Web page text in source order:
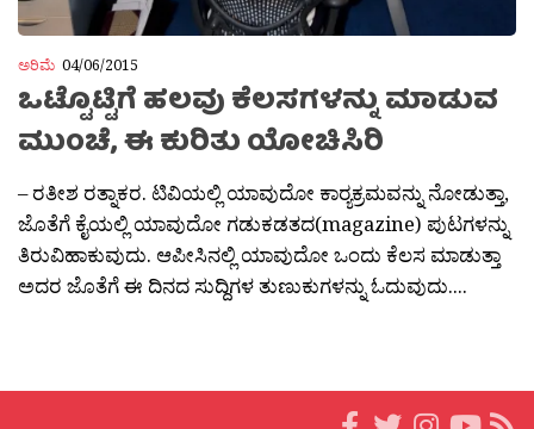
ಅರಿಮೆ 04/06/2015
ಒಟ್ಟೊಟ್ಟಿಗೆ ಹಲವು ಕೆಲಸಗಳನ್ನು ಮಾಡುವ
ಮುಂಚೆ, ಈ ಕುರಿತು ಯೋಚಿಸಿರಿ
– ರತೀಶ ರತ್ನಾಕರ. ಟಿವಿಯಲ್ಲಿ ಯಾವುದೋ ಕಾರ‍್ಯಕ್ರಮವನ್ನು ನೋಡುತ್ತಾ,
ಜೊತೆಗೆ ಕೈಯಲ್ಲಿ ಯಾವುದೋ ಗಡುಕಡತದ(magazine) ಪುಟಗಳನ್ನು
ತಿರುವಿಹಾಕುವುದು. ಆಪೀಸಿನಲ್ಲಿ ಯಾವುದೋ ಒಂದು ಕೆಲಸ ಮಾಡುತ್ತಾ
ಅದರ ಜೊತೆಗೆ ಈ ದಿನದ ಸುದ್ದಿಗಳ ತುಣುಕುಗಳನ್ನು ಓದುವುದು....